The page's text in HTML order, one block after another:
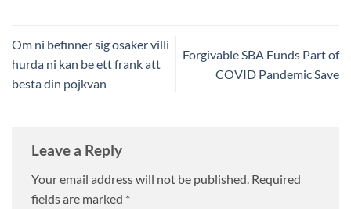
Om ni befinner sig osaker villi
hurda ni kan be ett frank att
besta din pojkvan
Forgivable SBA Funds Part of
COVID Pandemic Save
Leave a Reply
Your email address will not be published. Required
fields are marked *